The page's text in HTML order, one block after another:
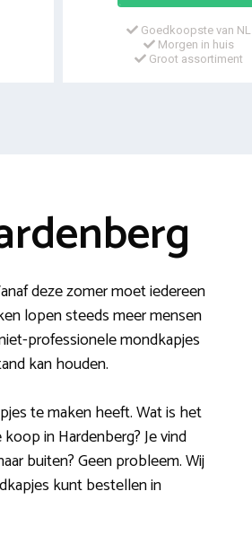
Goedkoopste van NL
Morgen in huis
Groot assortiment
deze zomer moet iedereen
lopen steeds meer mensen
professionele mondkapjes
kan houden.
te maken heeft. Wat is het
in Hardenberg? Je vind
buiten? Geen probleem. Wij
kunt bestellen in